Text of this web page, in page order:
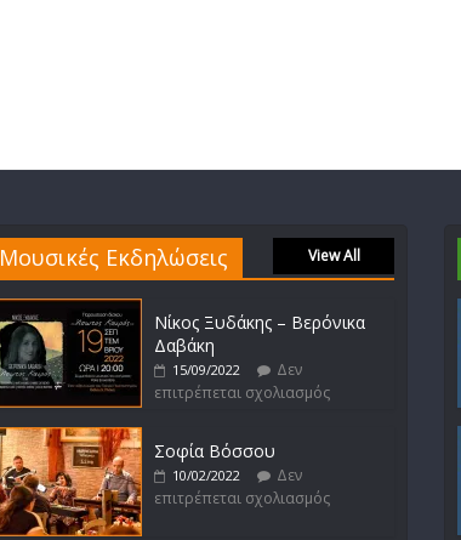
Μουσικές Εκδηλώσεις View All
Νίκος Ξυδάκης – Βερόνικα
Δαβάκη
15/09/2022
Δεν
επιτρέπεται σχολιασμός
Σοφία Βόσσου
10/02/2022
Δεν
επιτρέπεται σχολιασμός